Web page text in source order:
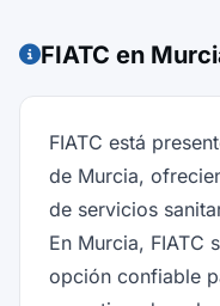
FIATC en
FIATC está
de Murcia,
de servicios
En Murcia, FIATC
opción confiable